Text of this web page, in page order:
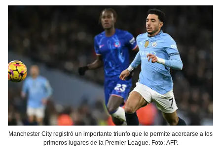
Manchester City registró un importante triunfo que le permite acercarse a los
primeros lugares de la Premier League. Foto: AFP.